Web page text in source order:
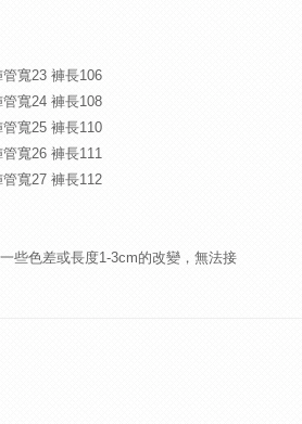
寬23 褲長106
寬24 褲長108
寬25 褲長110
寬26 褲長111
寬27 褲長112
些色差或長度1-3cm的改變，無法接